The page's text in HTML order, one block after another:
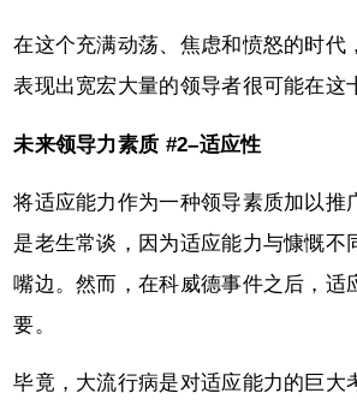
在这个充满动荡、焦虑和愤怒的时代
表现出宽宏大量的领导者很可能在这
未来领导力素质 #2–适应性
将适应能力作为一种领导素质加以推
是老生常谈，因为适应能力与慷慨不
嘴边。然而，在科威德事件之后，适
要。
毕竟，大流行病是对适应能力的巨大